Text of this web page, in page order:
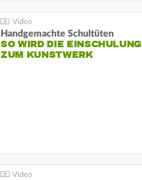
Handgemachte Schultüten
SO WIRD DIE EINSCHULUNG
ZUM KUNSTWERK